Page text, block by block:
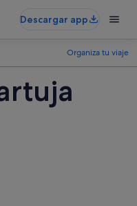
Descargar app
Organiza tu viaje